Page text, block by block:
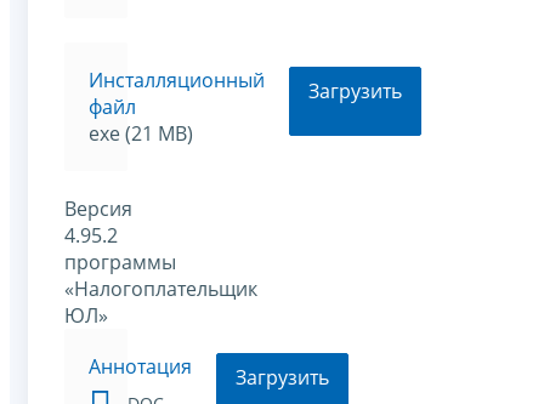
Инсталляционный
файл
exe (21 MB)
Загрузить
Версия
4.95.2
программы
«Налогоплательщик
ЮЛ»
Аннотация
Загрузить